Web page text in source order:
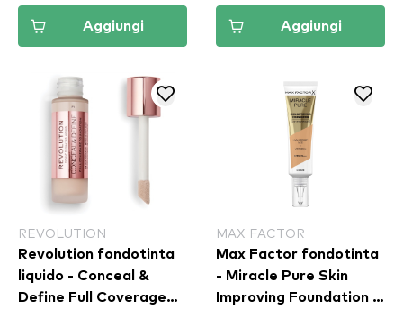
Aggiungi Aggiungi
REVOLUTION
Revolution fondotinta
liquido - Conceal &
Define Full Coverage
MAX FACTOR
Max Factor fondotinta
- Miracle Pure Skin
Improving Foundation -